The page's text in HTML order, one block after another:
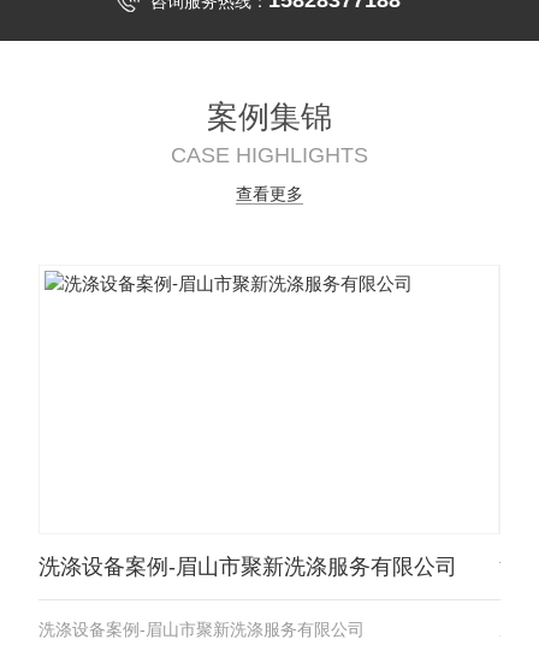
案例集锦
CASE HIGHLIGHTS
查看更多
洗涤设备案例-眉山市聚新洗涤服务有限公司
洗涤设备案例-眉山市聚新洗涤服务有限公司